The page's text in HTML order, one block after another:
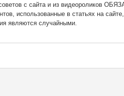
с сайта и из видеороликов
использованные в статьях на
являются случайными.